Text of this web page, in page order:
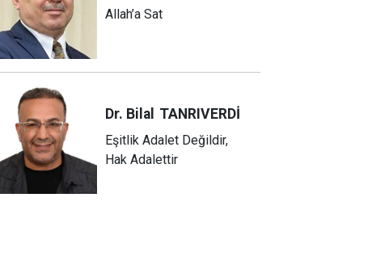
Allah’a Sat
Dr. Bilal TANRIVERDİ
Eşitlik Adalet Değildir,
Hak Adalettir